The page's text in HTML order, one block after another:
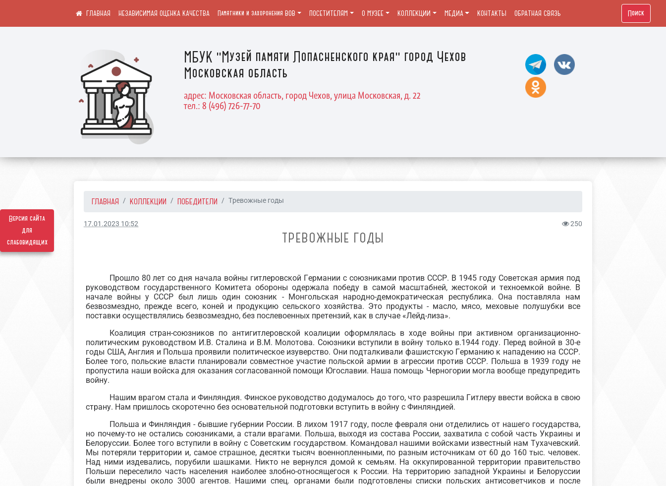
Версия сайта
для
слабовидящих
МБУК "Музей памяти Лопасненского края" город Чехов
Московская область
адрес: Московская область, город Чехов, улица Московская, д. 22
тел.: 8 (496) 726-77-70
НЕЗАВИСИМАЯ ОЦЕНКА КАЧЕСТВА Памятники и захоронения ВОВ ПОСЕТИТЕЛЯМ О МУЗЕЕ КОЛЛЕКЦИИ МЕДИА КОНТАКТЫ ОБРАТНАЯ СВЯЗЬ Поиск
ГЛАВНАЯ КОЛЛЕКЦИИ ПОБЕДИТЕЛИ Тревожные годы
17.01.2023 10:52 250
ТРЕВОЖНЫЕ ГОДЫ
Прошло 80 лет со дня начала войны гитлеровской Германии с союзниками против СССР. В 1945 году Советская армия под
руководством государственного Комитета обороны одержала победу в самой масштабней, жестокой и техноемкой войне. В
начале войны у СССР был лишь один союзник - Монгольская народно-демократическая республика. Она поставляла нам
безвозмездно, прежде всего, коней и продукцию сельского хозяйства. Это продукты - масло, мясо, меховые полушубки все
поставки осуществлялись безвозмездно, без послевоенных претензий, как в случае «Лейд-лиза».
Коалиция стран-союзников по антигитлеровской коалиции оформлялась в ходе войны при активном организационно-
политическим руководством И.В. Сталина и В.М. Молотова. Союзники вступили в войну только в.1944 году. Перед войной в 30-е
годы США, Англия и Польша проявили политическое изуверство. Они подталкивали фашистскую Германию к нападению на СССР.
Более того, польские власти планировали совместное участие польской армии в агрессии против СССР. Польша в 1939 году не
пропустила наши войска для оказания согласованной помощи Югославии. Наша помощь Черногории могла вообще предупредить
войну.
Нашим врагом стала и Финляндия. Финское руководство додумалось до того, что разрешила Гитлеру ввести войска в свою
страну. Нам пришлось скоротечно без основательной подготовки вступить в войну с Финляндией.
Польша и Финляндия - бывшие губернии России. В лихом 1917 году, после февраля они отделились от нашего государства,
но почему-то не остались союзниками, а стали врагами. Польша, выходя из состава России, захватила с собой часть Украины и
Белоруссии. Более того вступили в войну с Советским государством. Командовал нашими войсками известный нам Тухачевский.
Мы потеряли территории и, самое страшное, десятки тысяч военнопленными, по разным источникам от 60 до 160 тыс. человек.
Над ними издевались, порубили шашками. Никто не вернулся домой к семьям. На оккупированной территории правительство
Польши переселило часть населения наиболее злобно-относящегося к России. На территорию западной Украины и Белоруссии
были внедрены около 3000 агентов. Нашими спец. органами были подготовлены списки польских антисоветчиков и после